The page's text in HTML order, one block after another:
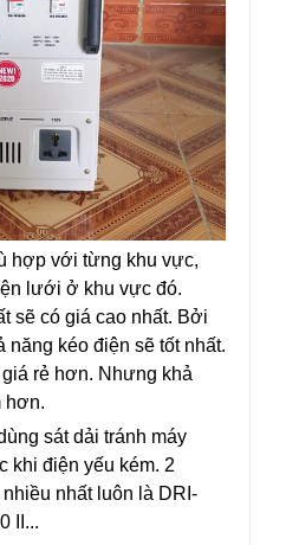
hợp với từng khu vực,
lưới ở khu vực đó.
sẽ có giá cao nhất. Bởi
năng kéo điện sẽ tốt nhất.
rẻ hơn. Nhưng khả
hơn.
sát dải tránh máy
khi điện yếu kém. 2
nhất luôn là DRI-
II...